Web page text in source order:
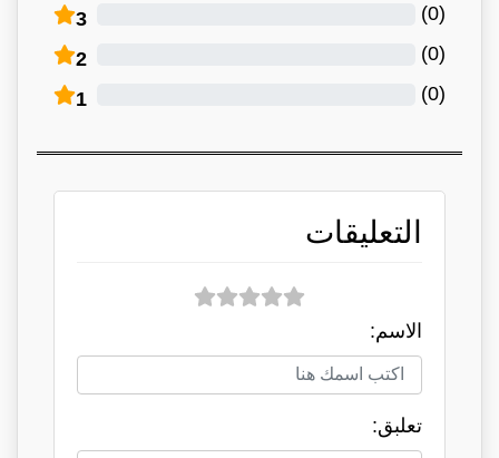
3 (
0
)
2 (
0
)
1 (
0
)
التعليقات
الاسم:
تعلبق: